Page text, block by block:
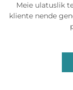
Meie ulatuslik
kliente nende